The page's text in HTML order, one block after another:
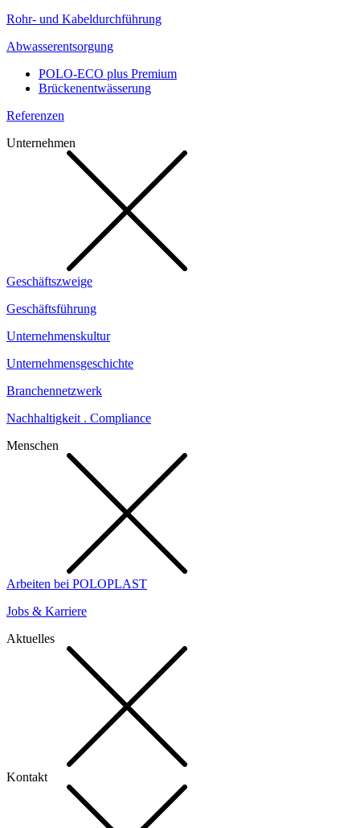
Rohr- und Kabeldurchführung
Abwasserentsorgung
POLO-ECO plus Premium
Brückenentwässerung
Referenzen
Unternehmen
Geschäftszweige
Geschäftsführung
Unternehmenskultur
Unternehmensgeschichte
Branchennetzwerk
Nachhaltigkeit . Compliance
Menschen
Arbeiten bei POLOPLAST
Jobs & Karriere
Aktuelles
Kontakt